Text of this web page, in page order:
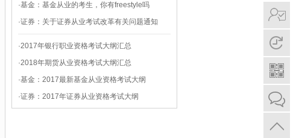
·基金：基金从业的考生，你有freestyle吗
·证券：关于证券从业考试改革有关问题通知
·2017年银行职业资格考试大纲汇总
·2018年期货从业资格考试大纲汇总
·基金：2017最新基金从业资格考试大纲
·证券：2017年证券从业资格考试大纲